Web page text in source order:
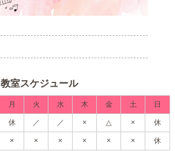
教室スケジュール
月 火 水 木 金 土 日
休 ／ ／ × △ × 休
× × × × × × 休